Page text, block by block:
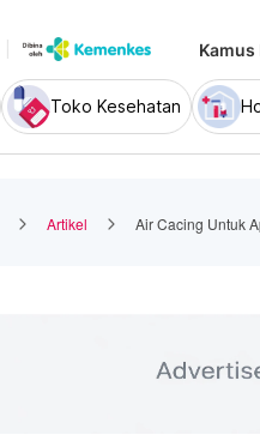
Kamus
Toko Kesehatan
Artikel Air Cacing Untuk